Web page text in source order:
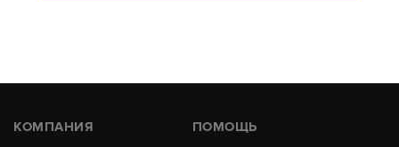
КОМПАНИЯ ПОМОЩЬ